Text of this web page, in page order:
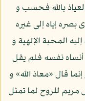
بالله فحسب و
إياه إلى غيره
المحبة الإلهية و
أنساه نفسه فلم يقل
قال «معاذ الله» و
للروح لما تمثل